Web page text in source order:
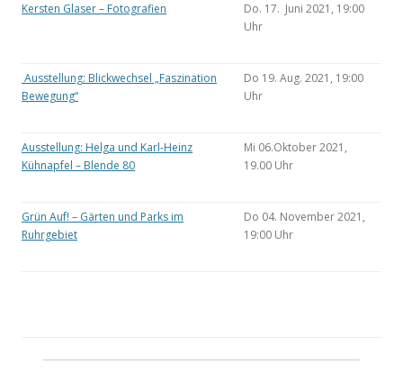
Kersten Glaser – Fotografien
Do. 17. Juni 2021, 19:00
Uhr
Ausstellung: Blickwechsel „Faszination
Bewegung“
Do 19. Aug. 2021, 19:00
Uhr
Ausstellung: Helga und Karl-Heinz
Kühnapfel – Blende 80
Mi 06.Oktober 2021,
19.00 Uhr
Grün Auf! – Gärten und Parks im
Ruhrgebiet
Do 04. November 2021,
19:00 Uhr